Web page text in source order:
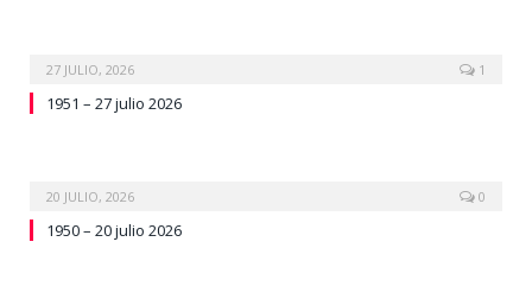
27 JULIO, 2026 1
1951 – 27 julio 2026
20 JULIO, 2026 0
1950 – 20 julio 2026